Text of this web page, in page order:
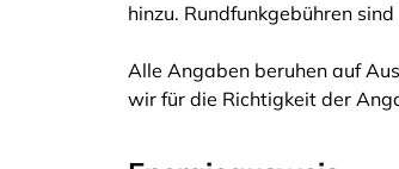
hinzu. Rundfunkgebühren
Alle Angaben beruhen auf
wir für die Richtigkeit der